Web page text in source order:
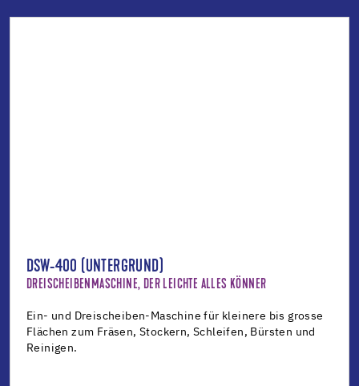
DSW-400 (UNTERGRUND)
DREISCHEIBENMASCHINE, DER LEICHTE ALLES KÖNNER
Ein- und Dreischeiben-Maschine für kleinere bis grosse
Flächen zum Fräsen, Stockern, Schleifen, Bürsten und
Reinigen.